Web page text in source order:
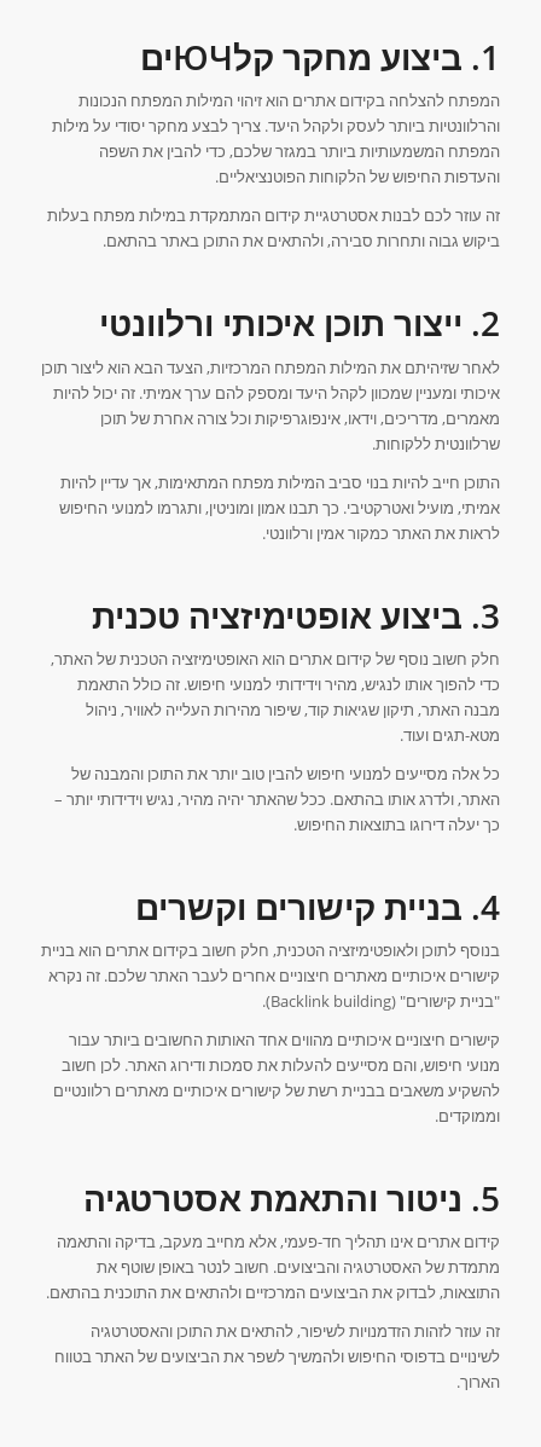
1. ביצוע מחקר קלЮЧים
המפתח להצלחה בקידום אתרים הוא זיהוי המילות המפתח הנכונות
והרלוונטיות ביותר לעסק ולקהל היעד. צריך לבצע מחקר יסודי על מילות
המפתח המשמעותיות ביותר במגזר שלכם, כדי להבין את השפה
והעדפות החיפוש של הלקוחות הפוטנציאליים.
זה עוזר לכם לבנות אסטרטגיית קידום המתמקדת במילות מפתח בעלות
ביקוש גבוה ותחרות סבירה, ולהתאים את התוכן באתר בהתאם.
2. ייצור תוכן איכותי ורלוונטי
לאחר שזיהיתם את המילות המפתח המרכזיות, הצעד הבא הוא ליצור תוכן
איכותי ומעניין שמכוון לקהל היעד ומספק להם ערך אמיתי. זה יכול להיות
מאמרים, מדריכים, וידאו, אינפוגרפיקות וכל צורה אחרת של תוכן
שרלוונטית ללקוחות.
התוכן חייב להיות בנוי סביב המילות מפתח המתאימות, אך עדיין להיות
אמיתי, מועיל ואטרקטיבי. כך תבנו אמון ומוניטין, ותגרמו למנועי החיפוש
לראות את האתר כמקור אמין ורלוונטי.
3. ביצוע אופטימיזציה טכנית
חלק חשוב נוסף של קידום אתרים הוא האופטימיזציה הטכנית של האתר,
כדי להפוך אותו לנגיש, מהיר וידידותי למנועי חיפוש. זה כולל התאמת
מבנה האתר, תיקון שגיאות קוד, שיפור מהירות העלייה לאוויר, ניהול
מטא-תגים ועוד.
כל אלה מסייעים למנועי חיפוש להבין טוב יותר את התוכן והמבנה של
האתר, ולדרג אותו בהתאם. ככל שהאתר יהיה מהיר, נגיש וידידותי יותר –
כך יעלה דירוגו בתוצאות החיפוש.
4. בניית קישורים וקשרים
בנוסף לתוכן ולאופטימיזציה הטכנית, חלק חשוב בקידום אתרים הוא בניית
קישורים איכותיים מאתרים חיצוניים אחרים לעבר האתר שלכם. זה נקרא
"בניית קישורים" (Backlink building).
קישורים חיצוניים איכותיים מהווים אחד האותות החשובים ביותר עבור
מנועי חיפוש, והם מסייעים להעלות את סמכות ודירוג האתר. לכן חשוב
להשקיע משאבים בבניית רשת של קישורים איכותיים מאתרים רלוונטיים
וממוקדים.
5. ניטור והתאמת אסטרטגיה
קידום אתרים אינו תהליך חד-פעמי, אלא מחייב מעקב, בדיקה והתאמה
מתמדת של האסטרטגיה והביצועים. חשוב לנטר באופן שוטף את
התוצאות, לבדוק את הביצועים המרכזיים ולהתאים את התוכנית בהתאם.
זה עוזר לזהות הזדמנויות לשיפור, להתאים את התוכן והאסטרטגיה
לשינויים בדפוסי החיפוש ולהמשיך לשפר את הביצועים של האתר בטווח
הארוך.